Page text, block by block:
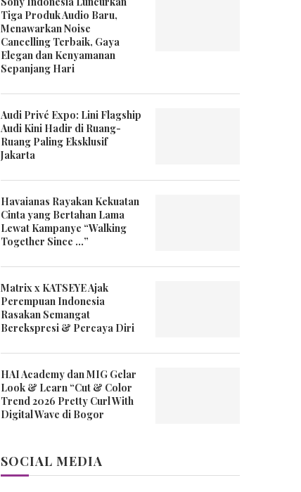
Tiga Produk Audio Baru,
Menawarkan Noise
Cancelling Terbaik, Gaya
Elegan dan Kenyamanan
Sepanjang Hari
Audi Privé Expo: Lini Flagship
Audi Kini Hadir di Ruang-
Ruang Paling Eksklusif
Jakarta
Havaianas Rayakan Kekuatan
Cinta yang Bertahan Lama
Lewat Kampanye “Walking
Together Since …”
Matrix x KATSEYE Ajak
Perempuan Indonesia
Rasakan Semangat
Berekspresi & Percaya Diri
HAI Academy dan MIG Gelar
Look & Learn “Cut & Color
Trend 2026 Pretty Curl With
Digital Wave di Bogor
SOCIAL MEDIA